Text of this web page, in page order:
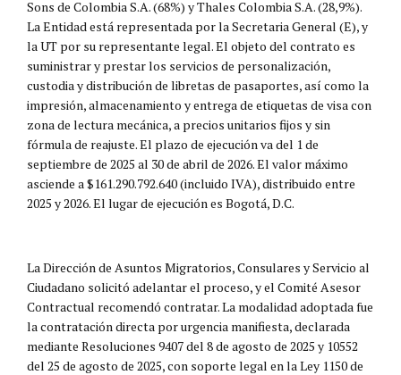
Sons de Colombia S.A. (68%) y Thales Colombia S.A. (28,9%).
La Entidad está representada por la Secretaria General (E), y
la UT por su representante legal. El objeto del contrato es
suministrar y prestar los servicios de personalización,
custodia y distribución de libretas de pasaportes, así como la
impresión, almacenamiento y entrega de etiquetas de visa con
zona de lectura mecánica, a precios unitarios fijos y sin
fórmula de reajuste. El plazo de ejecución va del 1 de
septiembre de 2025 al 30 de abril de 2026. El valor máximo
asciende a $161.290.792.640 (incluido IVA), distribuido entre
2025 y 2026. El lugar de ejecución es Bogotá, D.C.
La Dirección de Asuntos Migratorios, Consulares y Servicio al
Ciudadano solicitó adelantar el proceso, y el Comité Asesor
Contractual recomendó contratar. La modalidad adoptada fue
la contratación directa por urgencia manifiesta, declarada
mediante Resoluciones 9407 del 8 de agosto de 2025 y 10552
del 25 de agosto de 2025, con soporte legal en la Ley 1150 de